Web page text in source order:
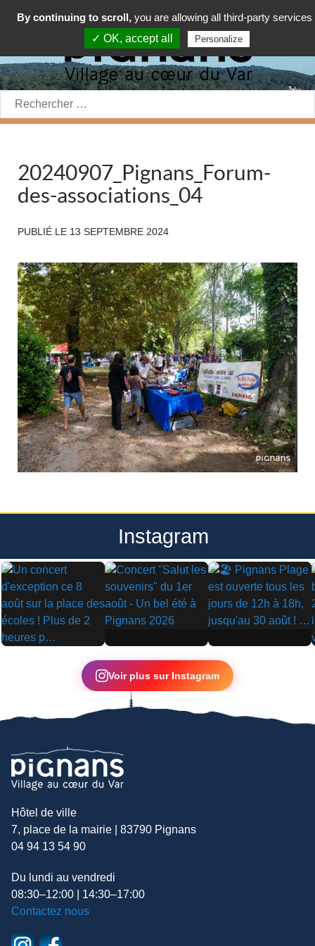
Rechercher:
20240907_Pignans_Forum-
des-associations_04
PUBLIÉ LE 13 SEPTEMBRE 2024
Instagram
▶
▶ ▶
Voir plus sur Instagram
Hôtel de ville
7, place de la mairie | 83790 Pignans
04 94 13 54 90
Du lundi au vendredi
08:30–12:00 | 14:30–17:00
Contactez nous
By continuing to scroll, you are allowing all third-party services
✓ OK, accept all
Personalize